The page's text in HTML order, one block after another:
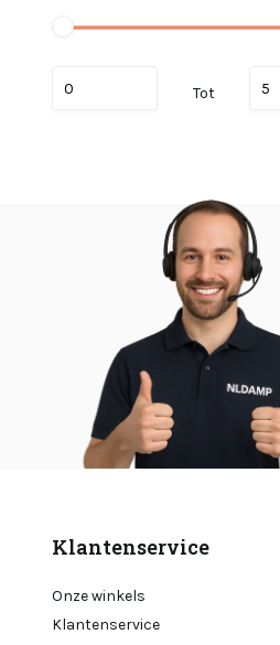
Tot
Klantenservice
Onze winkels
Klantenservice